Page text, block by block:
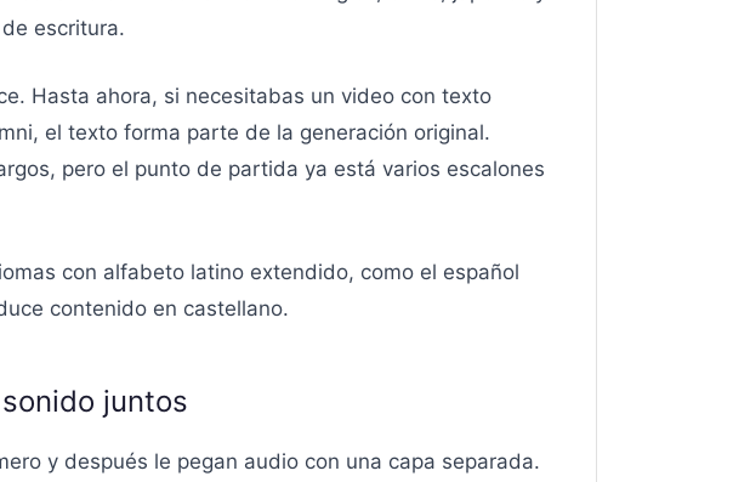
escritura.
Hasta ahora, si necesitabas un video con texto
el texto forma parte de la generación original.
pero el punto de partida ya está varios escalones
con alfabeto latino extendido, como el español
contenido en castellano.
juntos
y después le pegan audio con una capa separada.